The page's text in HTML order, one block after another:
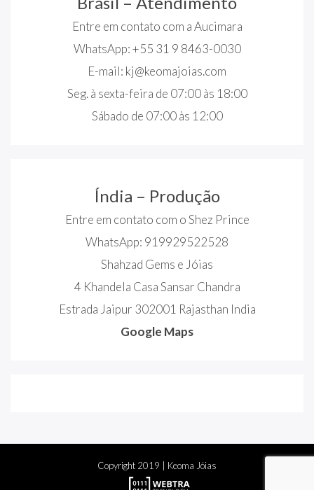
Entre em contato com a Aucimara
WhatsApp: +55 31 9 8463-0030
E-mail: kj@keomajoias.com
Seg. à sexta-feira de 07:00 às 18:00
Sábado de 07:00 às 12:00
Índia – Produção
Entre em contato com o Shez Prince
WhatsApp: 919929522528
Shahzad Gems e Jóias
4 Khandela Casa Sansar Chandra
Estrada Jaipur 302001 Rajasthan India
Google Maps
Copyright 2019 | Keoma Jóias